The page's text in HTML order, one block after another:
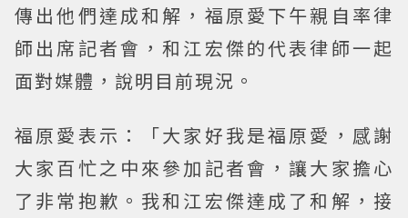
傳出他們達成和解，福原愛下午親自率律
師出席記者會，和江宏傑的代表律師一起
面對媒體，說明目前現況。
福原愛表示：「大家好我是福原愛，感謝
大家百忙之中來參加記者會，讓大家擔心
了非常抱歉。我和江宏傑達成了和解，接